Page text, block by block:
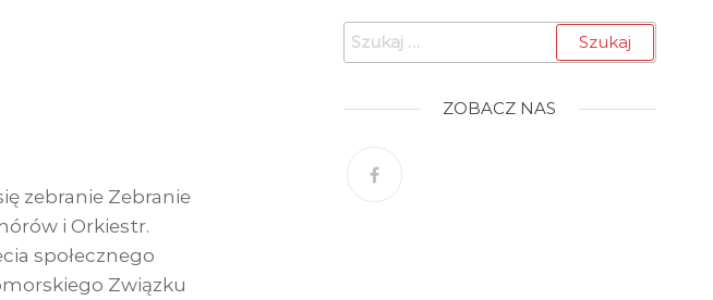
zebranie Zebranie
i Orkiestr.
społecznego
Związku
Szukaj:
ZOBACZ NAS